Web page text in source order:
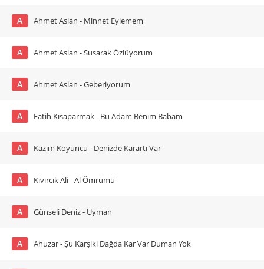
A Ahmet Aslan - Minnet Eylemem
A Ahmet Aslan - Susarak Özlüyorum
A Ahmet Aslan - Geberiyorum
A Fatih Kısaparmak - Bu Adam Benim Babam
A Kazım Koyuncu - Denizde Karartı Var
A Kıvırcık Ali - Al Ömrümü
A Günseli Deniz - Uyman
A Ahuzar - Şu Karşiki Dağda Kar Var Duman Yok